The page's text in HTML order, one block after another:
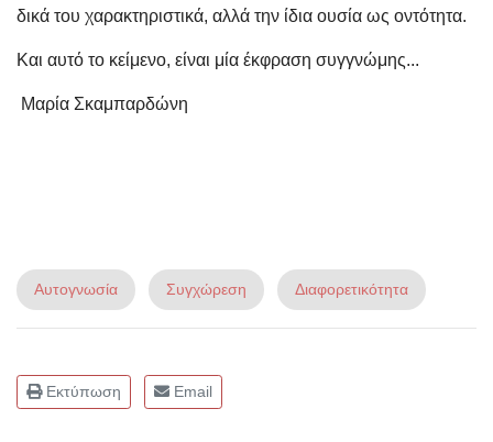
δικά του χαρακτηριστικά, αλλά την ίδια ουσία ως οντότητα.
Και αυτό το κείμενο, είναι μία έκφραση συγγνώμης...
Μαρία Σκαμπαρδώνη
Αυτογνωσία Συγχώρεση Διαφορετικότητα
Εκτύπωση Email